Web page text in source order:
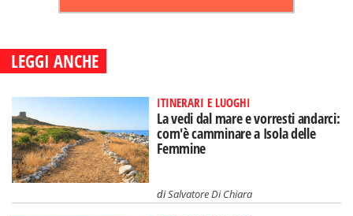
LEGGI ANCHE
ITINERARI E LUOGHI
La vedi dal mare e vorresti andarci:
com'è camminare a Isola delle
Femmine
diSalvatore Di Chiara